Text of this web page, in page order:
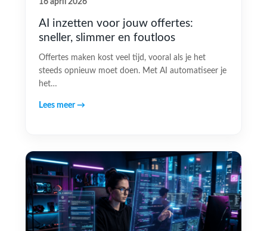
16 april 2026
AI inzetten voor jouw offertes:
sneller, slimmer en foutloos
Offertes maken kost veel tijd, vooral als je het
steeds opnieuw moet doen. Met AI automatiseer je
het…
Lees meer →